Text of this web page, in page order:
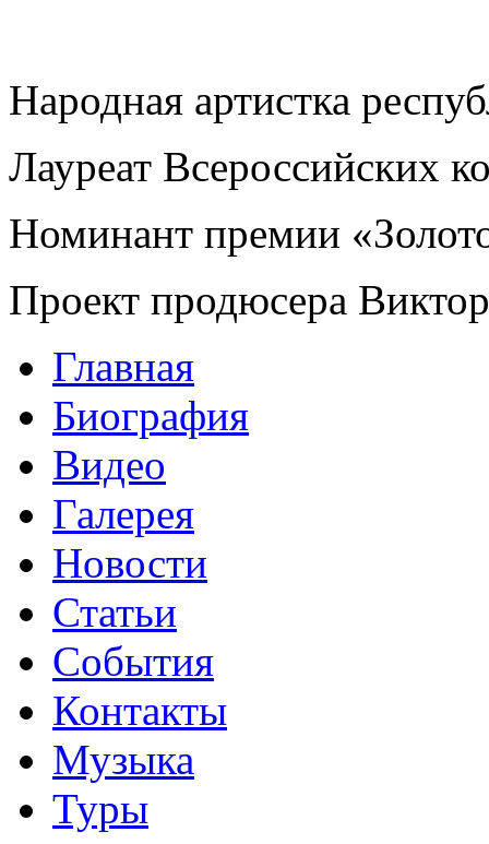
Народная артистка
Лауреат Всероссийских
Номинант премии
Проект продюсера
Главная
Биография
Видео
Галерея
Новости
Статьи
События
Контакты
Музыка
Туры